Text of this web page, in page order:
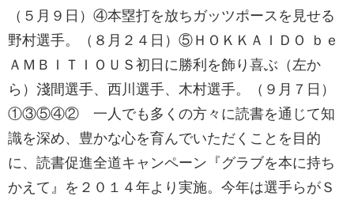
（５月９日）④本塁打を放ちガッツポースを見せる
野村選手。（８月２４日）⑤ＨＯＫＫＡＩＤＯ ｂｅ
ＡＭＢＩＴＩＯＵＳ初日に勝利を飾り喜ぶ（左か
ら）淺間選手、西川選手、木村選手。（９月７日）
①③⑤④② 一人でも多くの方々に読書を通じて知
識を深め、豊かな心を育んでいただくことを目的
に、読書促進全道キャンペーン『グラブを本に持ち
かえて』を２０１４年より実施。今年は選手らがＳ